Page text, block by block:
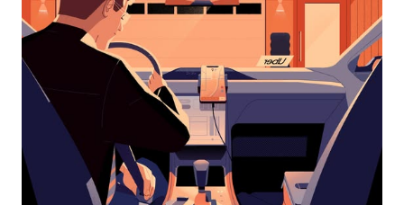
calendrier
et
sélectionner
une
date.
Appuyez
d'échappement
pour
fermer